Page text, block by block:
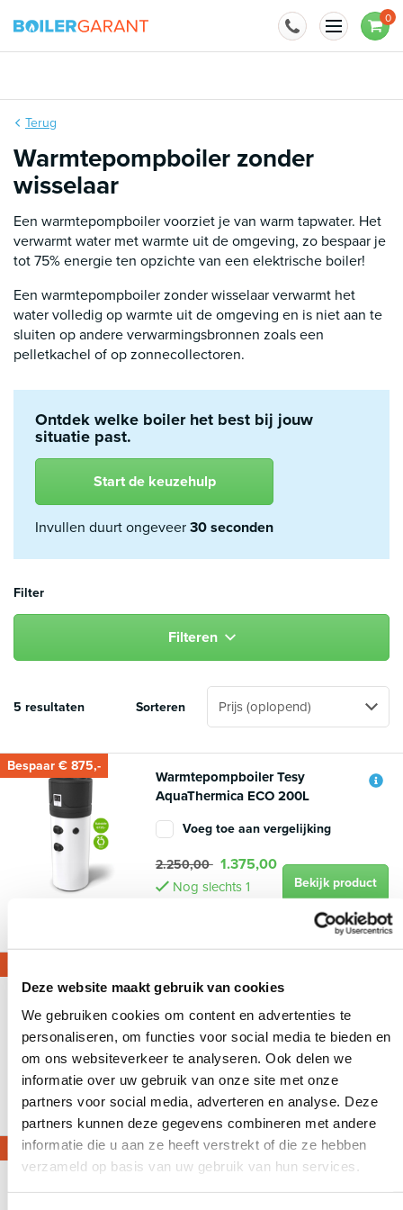
Deze website maakt gebruik van cookies
We gebruiken cookies om content en advertenties te
personaliseren, om functies voor social media te bieden en
om ons websiteverkeer te analyseren. Ook delen we
informatie over uw gebruik van onze site met onze
partners voor social media, adverteren en analyse. Deze
partners kunnen deze gegevens combineren met andere
informatie die u aan ze heeft verstrekt of die ze hebben
verzameld op basis van uw gebruik van hun services.
0
BoilerGarant is officieel importeur van
Terug
Warmtepompboiler zonder
wisselaar
Een warmtepompboiler voorziet je van warm tapwater. Het
verwarmt water met warmte uit de omgeving, zo bespaar je
tot 75% energie ten opzichte van een elektrische boiler!
Een warmtepompboiler zonder wisselaar verwarmt het
water volledig op warmte uit de omgeving en is niet aan te
sluiten op andere verwarmingsbronnen zoals een
pelletkachel of op zonnecollectoren.
Ontdek welke boiler het best bij jouw
situatie past.
Start de keuzehulp
Invullen duurt ongeveer30 seconden
Filter
Filteren
5 resultaten Sorteren
Bespaar € 875,-
Warmtepompboiler Tesy
AquaThermica ECO 200L
Voeg toe aan vergelijking
2.250,00 1.375,00
Nog slechts 1
Bekijk product
AquaThermica 100L Compact
Voeg toe aan vergelijking
1.750,00 1.595,00
Op voorraad
Bekijk product
Bespaar € 155,-
Warmtepompboiler Tesy
AquaThermica 150L Compact